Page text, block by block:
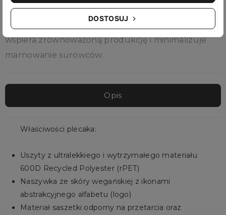
Skin powstaje z uratowanego ziarna jęczmienia
dzięki współpracy VEGATEX i Budweiser APAC, co
wspiera zrównoważoną produkcję i minimalizuje
marnowanie surowców.
Opis
Właściwości plecaka:
Uszyty z ultralekkiego i wytrzymałego materiału
600D Recycled Polyester (rPET)
Naszywka ze skóry wegańskiej z ikonami
abstrakcyjnego alfabetu (logo)
Materiał saszetki odporny na przetarcia oraz
DOSTOSUJ